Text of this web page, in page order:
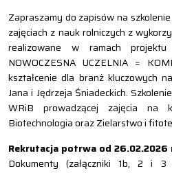
Zapraszamy do zapisów na
zajęciach z nauk rolniczych z
realizowane w ramach projektu
NOWOCZESNA UCZELNIA =
kształcenie dla branż kluczowych
Jana i Jędrzeja Śniadeckich.
WRiB prowadzącej zajęcia na
Biotechnologia oraz Zielarstwo i
Rekrutacja potrwa od
Dokumenty (załączniki 1b, 2 i